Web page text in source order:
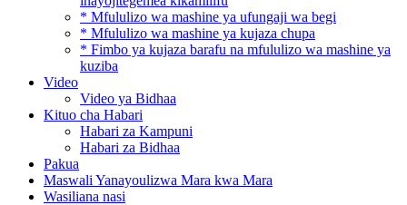
* Mfululizo wa mashine ya ufungaji wa begi
* Mfululizo wa mashine ya kujaza chupa
* Fimbo ya kujaza barafu na mfululizo wa mashine ya
kuziba
Video
Video ya Bidhaa
Kituo cha Habari
Habari za Kampuni
Habari za Bidhaa
Pakua
Maswali Yanayoulizwa Mara kwa Mara
Wasiliana nasi